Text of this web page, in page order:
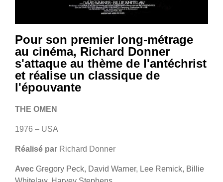
Pour son premier long-métrage
au cinéma, Richard Donner
s'attaque au thème de l'antéchrist
et réalise un classique de
l'épouvante
THE OMEN
1976 – USA
Réalisé par Richard Donner
Avec Gregory Peck, David Warner, Lee Remick, Billie